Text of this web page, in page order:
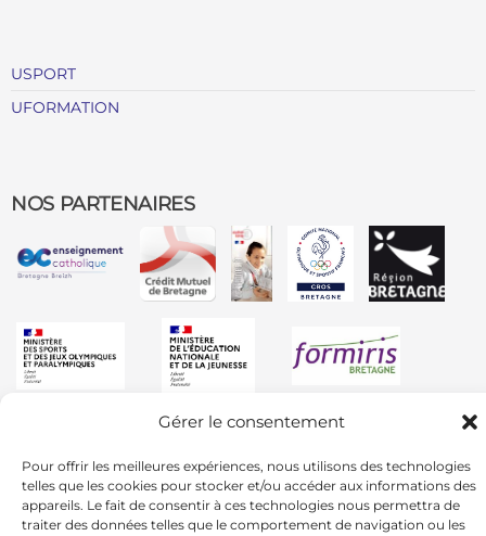
Gérer le consentement
Pour offrir les meilleures expériences, nous utilisons des technologies
telles que les cookies pour stocker et/ou accéder aux informations des
appareils. Le fait de consentir à ces technologies nous permettra de
traiter des données telles que le comportement de navigation ou les
USPORT
UFORMATION
NOS PARTENAIRES